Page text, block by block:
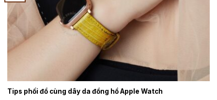
Tips phối đồ cùng dây da đồng hồ Apple Watch